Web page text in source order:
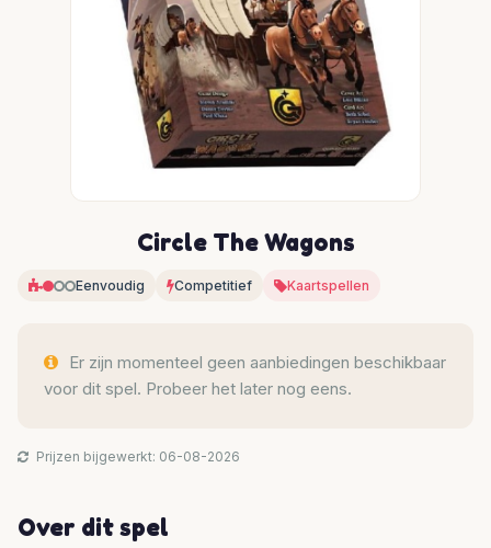
Circle The Wagons
Eenvoudig Competitief Kaartspellen
Er zijn momenteel geen aanbiedingen beschikbaar
voor dit spel. Probeer het later nog eens.
Prijzen bijgewerkt: 06-08-2026
Over dit spel